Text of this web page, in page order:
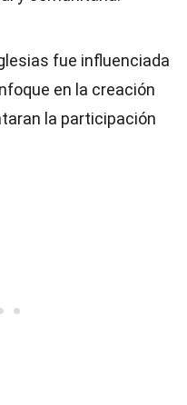
fue influenciada
en la creación
la participación